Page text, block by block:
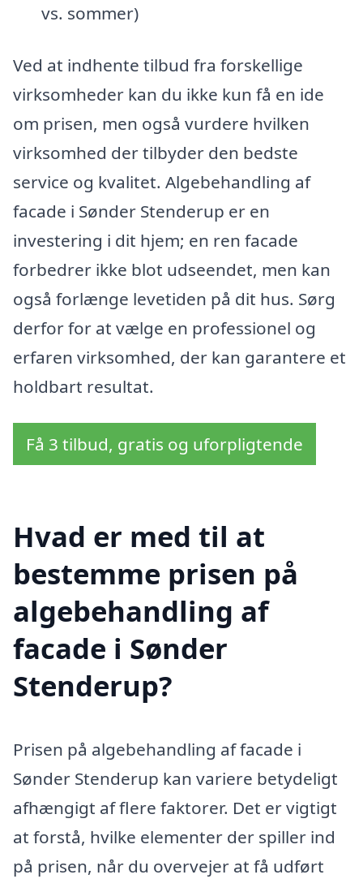
vs. sommer)
Ved at indhente tilbud fra forskellige
virksomheder kan du ikke kun få en ide
om prisen, men også vurdere hvilken
virksomhed der tilbyder den bedste
service og kvalitet. Algebehandling af
facade i Sønder Stenderup er en
investering i dit hjem; en ren facade
forbedrer ikke blot udseendet, men kan
også forlænge levetiden på dit hus. Sørg
derfor for at vælge en professionel og
erfaren virksomhed, der kan garantere et
holdbart resultat.
Få 3 tilbud, gratis og uforpligtende
Hvad er med til at
bestemme prisen på
algebehandling af
facade i Sønder
Stenderup?
Prisen på algebehandling af facade i
Sønder Stenderup kan variere betydeligt
afhængigt af flere faktorer. Det er vigtigt
at forstå, hvilke elementer der spiller ind
på prisen, når du overvejer at få udført